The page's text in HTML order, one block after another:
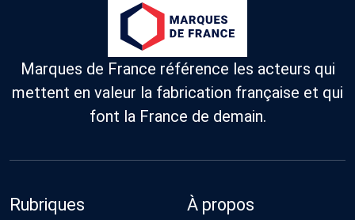
Marques de France référence les acteurs qui
mettent en valeur la fabrication française et qui
font la France de demain.
Rubriques À propos